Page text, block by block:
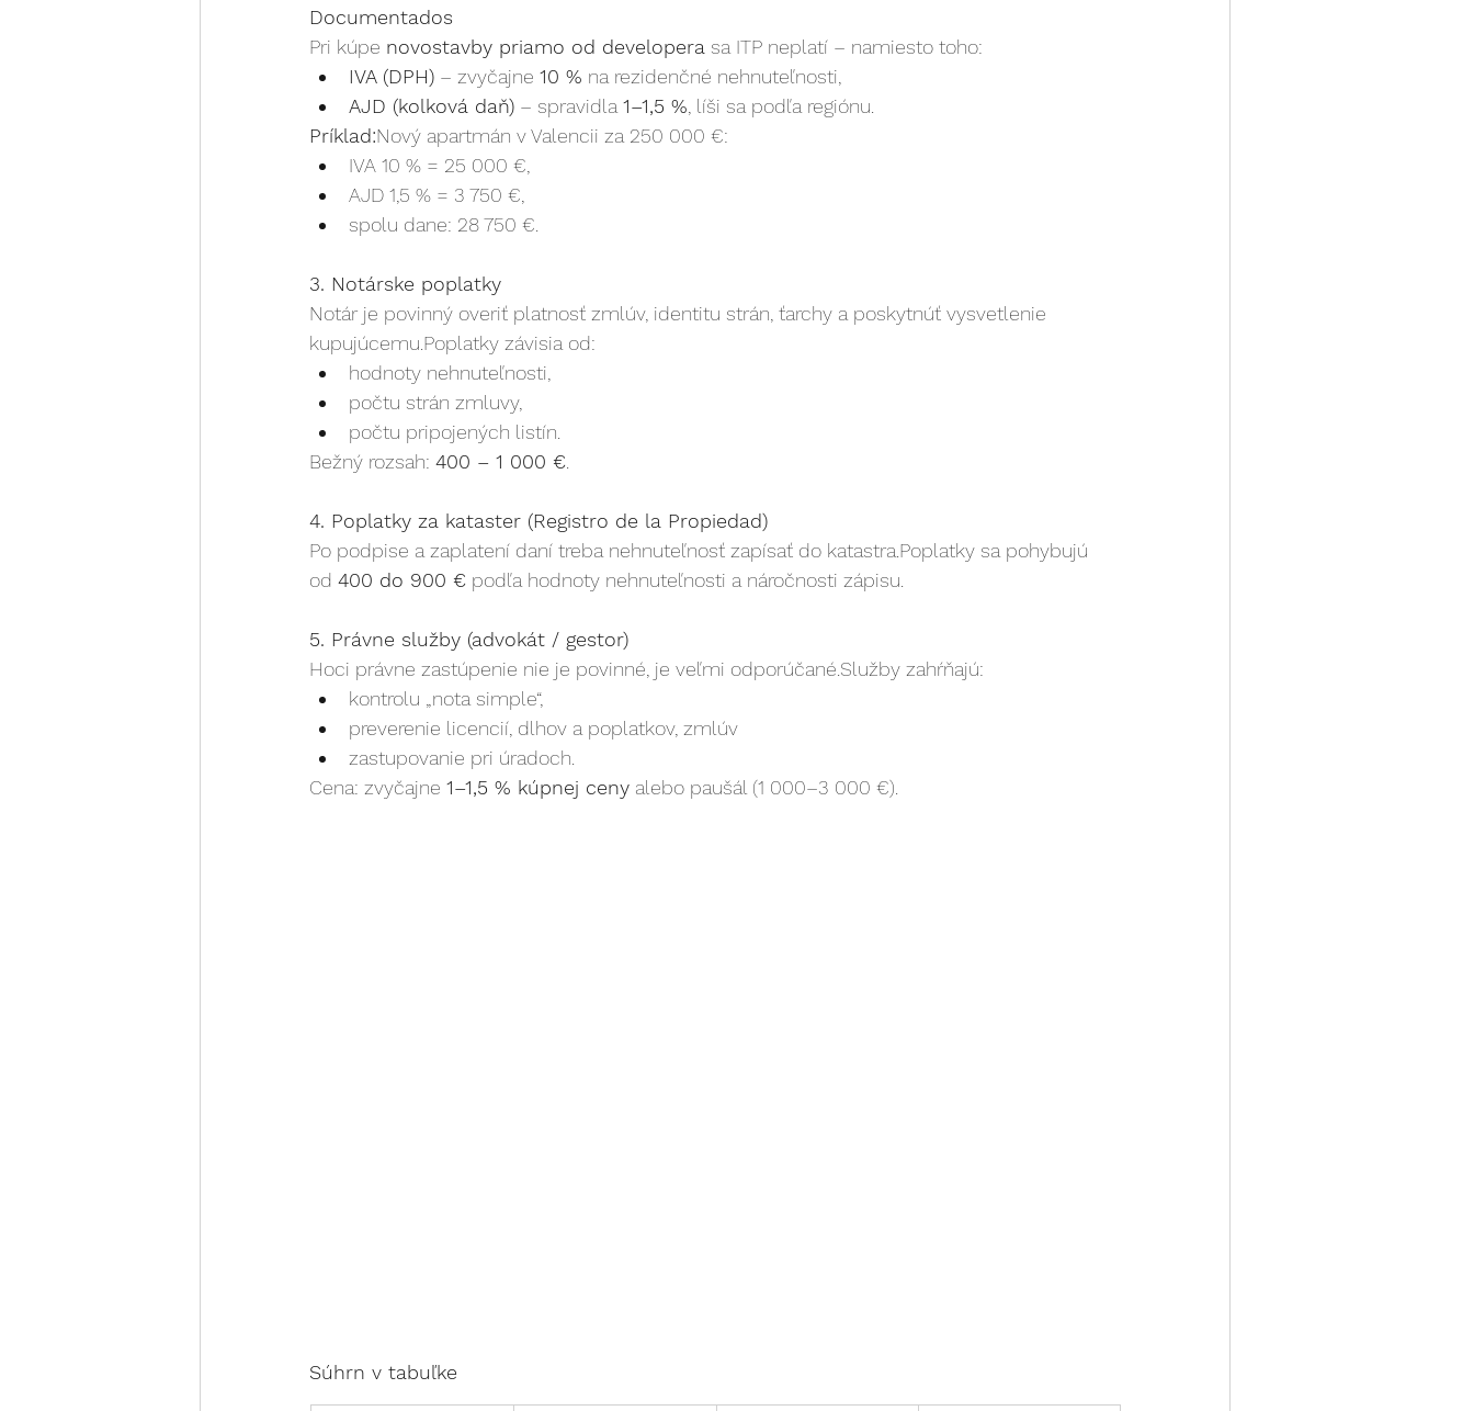
Documentados
Pri kúpe novostavby priamo od developera sa ITP neplatí – namiesto toho:
IVA (DPH) – zvyčajne 10 % na rezidenčné nehnuteľnosti,
AJD (kolková daň) – spravidla 1–1,5 % , líši sa podľa regiónu.
Príklad:Nový apartmán v Valencii za 250 000 €:
IVA 10 % = 25 000 €,
AJD 1,5 % = 3 750 €,
spolu dane: 28 750 €.
3. Notárske poplatky
Notár je povinný overiť platnosť zmlúv, identitu strán, ťarchy a poskytnúť vysvetlenie
kupujúcemu.Poplatky závisia od:
hodnoty nehnuteľnosti,
počtu strán zmluvy,
počtu pripojených listín.
Bežný rozsah: 400 – 1 000 €
4. Poplatky za kataster (Registro de la Propiedad)
Po podpise a zaplatení daní treba nehnuteľnosť zapísať do katastra.Poplatky sa pohybujú
od 400 do 900 € podľa hodnoty nehnuteľnosti a náročnosti zápisu.
5. Právne služby (advokát / gestor)
Hoci právne zastúpenie nie je povinné, je veľmi odporúčané.Služby zahŕňajú:
kontrolu „nota simple“,
preverenie licencií, dlhov a poplatkov, zmlúv
zastupovanie pri úradoch.
Cena: zvyčajne 1–1,5 % kúpnej ceny alebo paušál (1 000–3 000 €).
Súhrn v tabuľke